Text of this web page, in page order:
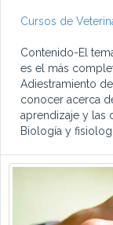
Cursos de
Contenido-El
es el más
Adiestramiento
conocer acerca
aprendizaje y las
Biología y